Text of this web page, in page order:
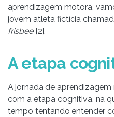
aprendizagem motora,
jovem atleta fictícia
frisbee[2].
A etapa
A jornada de
com a etapa cognitiva, na
tempo tentando entender